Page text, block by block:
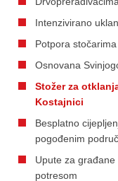
Intenzivirano
Potpora
Osnovana
Stožer za
Kostajnici
Besplatno
pogođenim
Upute za
potresom